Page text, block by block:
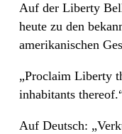
Auf der Liberty
heute zu den
amerikanischen
„Proclaim Liberty
inhabitants
Auf Deutsch: